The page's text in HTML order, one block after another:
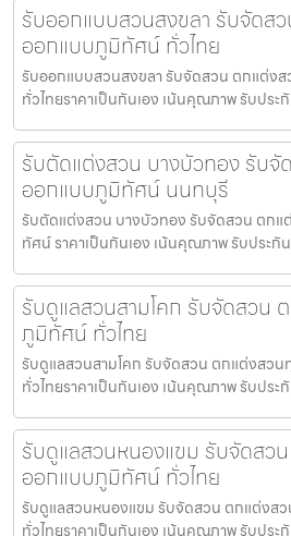
รับออกแบบสวนสงขลา รับจัดส
ออกแบบภูมิทัศน์ ทั่วไทย
รับออกแบบสวนสงขลา รับจัดสวน ตกแต่
ทั่วไทยราคาเป็นกันเอง เน้นคุณภาพ รับปร
รับตัดแต่งสวน บางบัวทอง รับจั
ออกแบบภูมิทัศน์ นนทบุรี
รับตัดแต่งสวน บางบัวทอง รับจัดสวน ตก
ทัศน์ ราคาเป็นกันเอง เน้นคุณภาพ รับประ
รับดูแลสวนสามโคก รับจัดสวน
ภูมิทัศน์ ทั่วไทย
รับดูแลสวนสามโคก รับจัดสวน ตกแต่งสว
ทั่วไทยราคาเป็นกันเอง เน้นคุณภาพ รับปร
รับดูแลสวนหนองแขม รับจัดสว
ออกแบบภูมิทัศน์ ทั่วไทย
รับดูแลสวนหนองแขม รับจัดสวน ตกแต่ง
ทั่วไทยราคาเป็นกันเอง เน้นคุณภาพ รับปร